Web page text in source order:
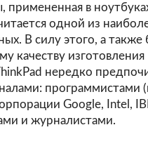
примененная в
одной из
В силу этого, а также
качеству изготовления
нередко
программистами
Google, Intel,
и журналистами.